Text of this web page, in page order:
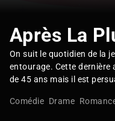
Après La
On suit le quotidien de la
entourage. Cette dernière
de 45 ans mais il est
Comédie Drame